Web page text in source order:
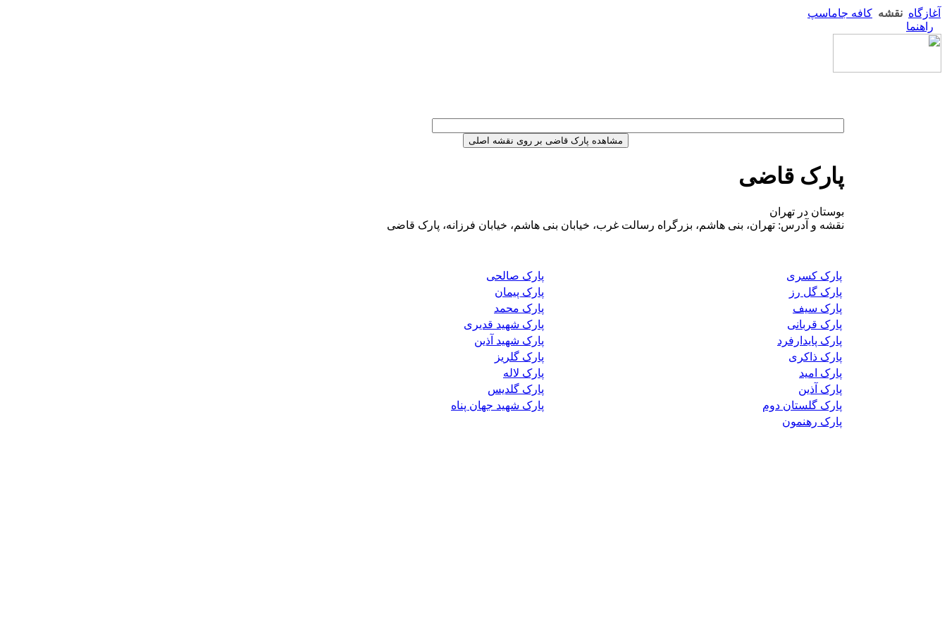
آغازگاه نقشه کافه جاماسپ
راهنما
پارک قاضی
بوستان در تهران
نقشه و آدرس: تهران، بنی هاشم، بزرگراه رسالت غرب، خیابان بنی هاشم، خیابان فرزانه، پارک قاضی
پارک کسری
پارک صالحی
پارک گل رز
پارک پیمان
پارک سیف
پارک محمد
پارک قربانی
پارک شهید قدیری
پارک پایدارفرد
پارک شهید آذین
پارک ذاکری
پارک گلریز
پارک امید
پارک لاله
پارک آذین
پارک گلدیس
پارک گلستان دوم
پارک شهید جهان پناه
پارک رهنمون